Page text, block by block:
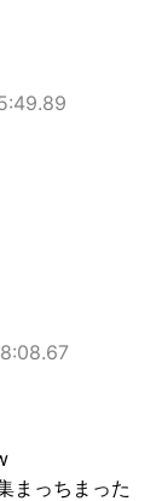
まっちまった